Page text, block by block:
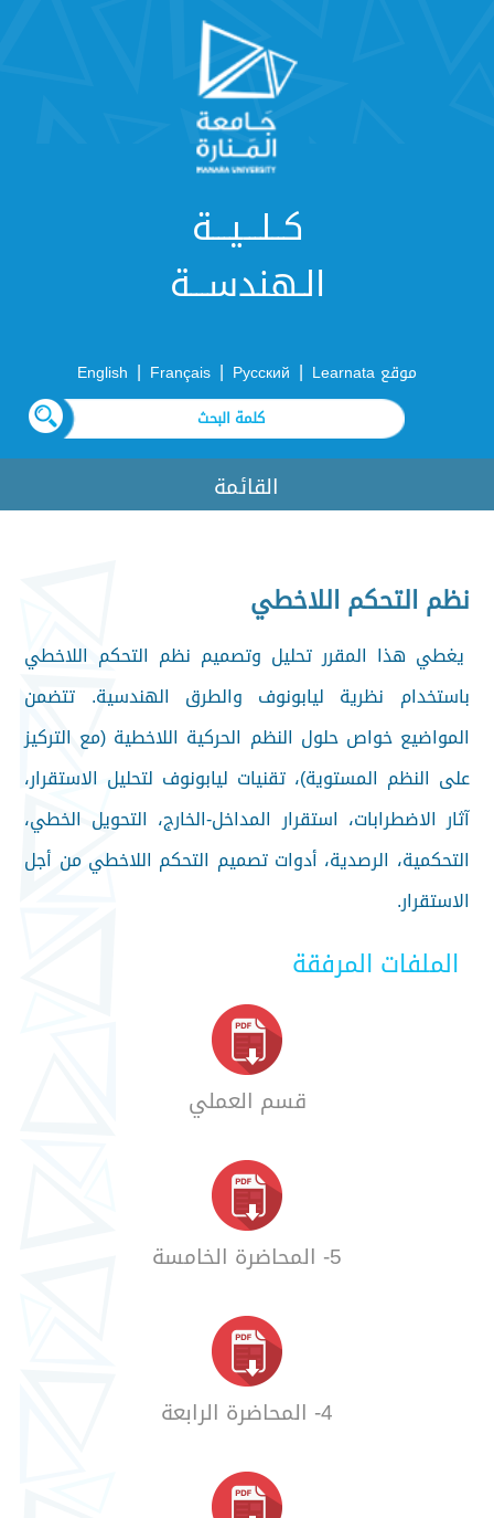
كــلـــيـــة
الـهندســـة
موقع Learnata |
Русский
|
Français
|
English
القائمة
نظم التحكم اللاخطي
يغطي هذا المقرر تحليل وتصميم نظم التحكم اللاخطي
باستخدام نظرية ليابونوف والطرق الهندسية. تتضمن
المواضيع خواص حلول النظم الحركية اللاخطية (مع التركيز
على النظم المستوية)، تقنيات ليابونوف لتحليل الاستقرار،
آثار الاضطرابات، استقرار المداخل-الخارج، التحويل الخطي،
التحكمية، الرصدية، أدوات تصميم التحكم اللاخطي من أجل
الاستقرار.
الملفات المرفقة
قسم العملي
5- المحاضرة الخامسة
4- المحاضرة الرابعة